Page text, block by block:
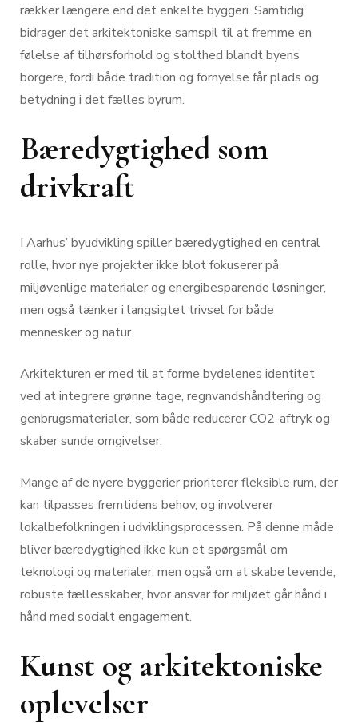
rækker længere end det enkelte byggeri. Samtidig
bidrager det arkitektoniske samspil til at fremme en
følelse af tilhørsforhold og stolthed blandt byens
borgere, fordi både tradition og fornyelse får plads og
betydning i det fælles byrum.
Bæredygtighed som
drivkraft
I Aarhus’ byudvikling spiller bæredygtighed en central
rolle, hvor nye projekter ikke blot fokuserer på
miljøvenlige materialer og energibesparende løsninger,
men også tænker i langsigtet trivsel for både
mennesker og natur.
Arkitekturen er med til at forme bydelenes identitet
ved at integrere grønne tage, regnvandshåndtering og
genbrugsmaterialer, som både reducerer CO2-aftryk og
skaber sunde omgivelser.
Mange af de nyere byggerier prioriterer fleksible rum, der
kan tilpasses fremtidens behov, og involverer
lokalbefolkningen i udviklingsprocessen. På denne måde
bliver bæredygtighed ikke kun et spørgsmål om
teknologi og materialer, men også om at skabe levende,
robuste fællesskaber, hvor ansvar for miljøet går hånd i
hånd med socialt engagement.
Kunst og arkitektoniske
oplevelser